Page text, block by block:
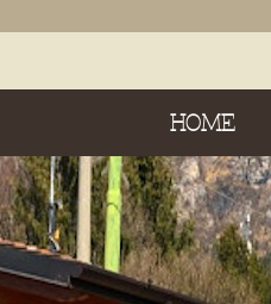
HOME